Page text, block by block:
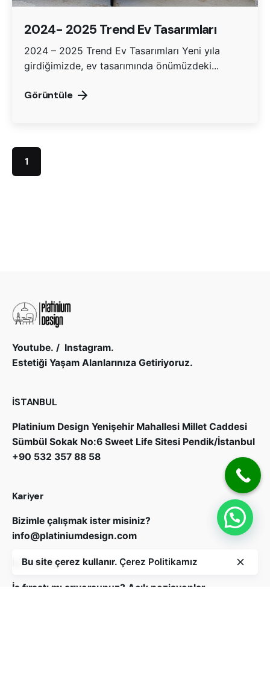
2024- 2025 Trend Ev Tasarımları
2024 – 2025 Trend Ev Tasarımları Yeni yıla
girdiğimizde, ev tasarımında önümüzdeki...
Görüntüle
1
Youtube. / Instagram.
Estetiği Yaşam Alanlarınıza Getiriyoruz.
İSTANBUL
Platinium Design Yenişehir Mahallesi Millet Caddesi
Sümbül Sokak No:6 Sweet Life Sitesi Pendik/İstanbul
+90 532 357 88 58
Kariyer
Bizimle çalışmak ister misiniz?
info@platiniumdesign.com
İş Fırsatları
İş fırsatı mı arıyorsunuz? Açık pozisyonlar
Bu site çerez kullanır. Çerez Politikamız